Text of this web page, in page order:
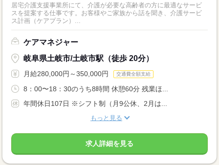
居宅介護支援事業所にて、介護が必要な高齢者の方に最適なサービ
スを提案する仕事です。お客様やご家族から話を聞き、介護サービ
ス計画（ケアプラン）...
ケアマネジャー
岐阜県土岐市/土岐市駅（徒歩 20分）
月給280,000円～350,000円 交通費全額支給
8：00〜18：30のうち8時間 休憩60分 残業ほ...
年間休日107日 ※シフト制（月9公休、2月は...
もっと見る
求人詳細を見る